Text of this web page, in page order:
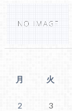
月
火
2
3